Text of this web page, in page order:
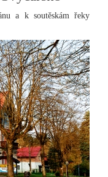
a k soutěskám řeky